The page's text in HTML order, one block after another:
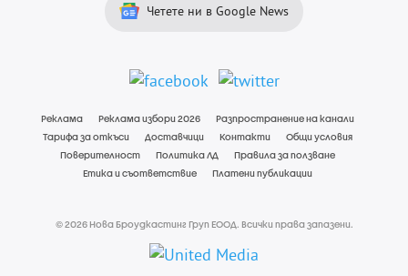
Четете ни в Google News
Реклама Реклама избори 2026
Разпространение на канали
Тарифа за откъси
Доставчици Контакти
Общи условия
Поверителност
Политика ЛД
Правила за ползване
Етика и съответствие
Платени публикации
© 2026 Нова Броудкастинг Груп ЕООД. Всички права запазени.